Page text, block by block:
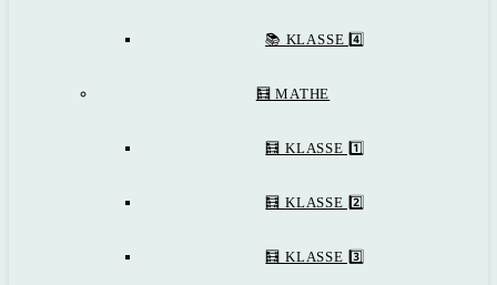
📚 KLASSE 4️⃣
🧮 MATHE
🧮 KLASSE 1️⃣
🧮 KLASSE 2️⃣
🧮 KLASSE 3️⃣